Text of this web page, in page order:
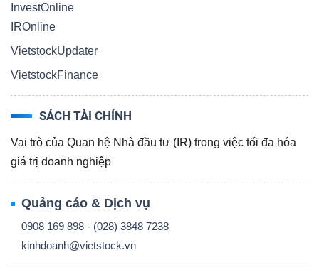
InvestOnline
IROnline
VietstockUpdater
VietstockFinance
SÁCH TÀI CHÍNH
Vai trò của Quan hệ Nhà đầu tư (IR) trong việc tối đa hóa
giá trị doanh nghiệp
Quảng cáo & Dịch vụ
0908 169 898 - (028) 3848 7238
kinhdoanh@vietstock.vn